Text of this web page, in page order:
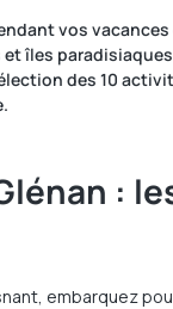
vos
îles
des 10
:
embarquez